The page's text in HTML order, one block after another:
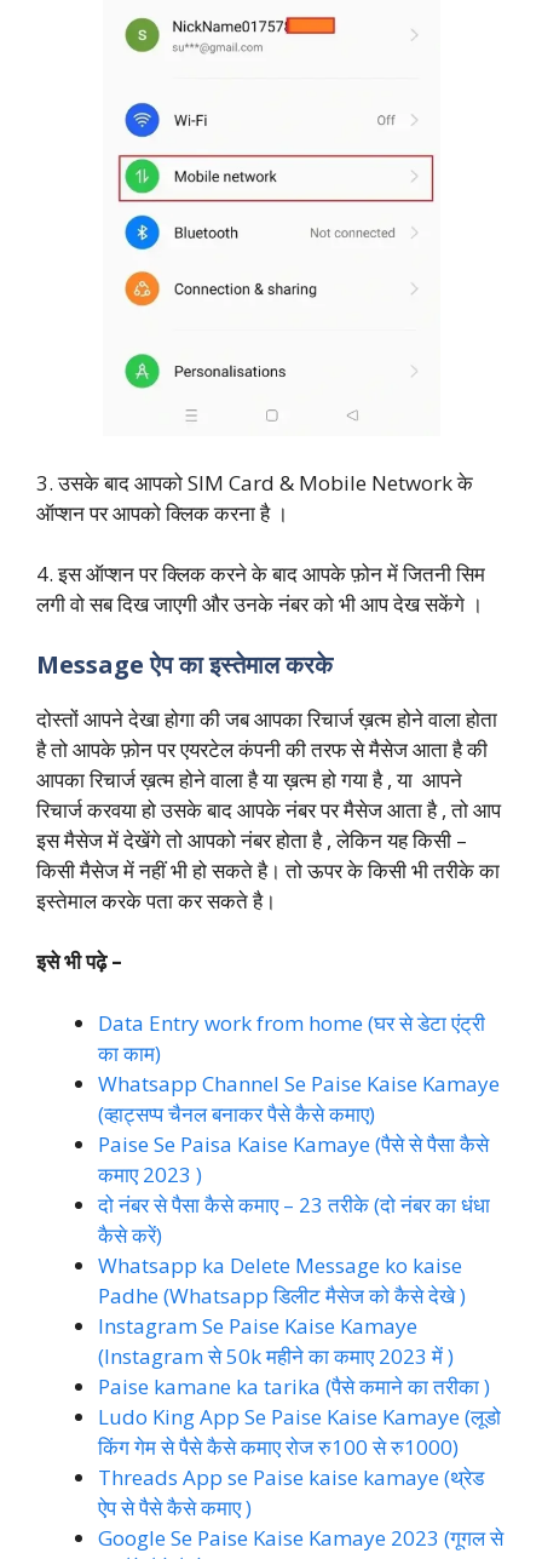
3. उसके बाद आपको SIM Card & Mobile Network के
ऑप्शन पर आपको क्लिक करना है ।
4. इस ऑप्शन पर क्लिक करने के बाद आपके फ़ोन में जितनी सिम
लगी वो सब दिख जाएगी और उनके नंबर को भी आप देख सकेंगे ।
Message ऐप का इस्तेमाल करके
दोस्तों आपने देखा होगा की जब आपका रिचार्ज ख़त्म होने वाला होता
है तो आपके फ़ोन पर एयरटेल कंपनी की तरफ से मैसेज आता है की
आपका रिचार्ज ख़त्म होने वाला है या ख़त्म हो गया है , या आपने
रिचार्ज करवया हो उसके बाद आपके नंबर पर मैसेज आता है , तो आप
इस मैसेज में देखेंगे तो आपको नंबर होता है , लेकिन यह किसी –
किसी मैसेज में नहीं भी हो सकते है। तो ऊपर के किसी भी तरीके का
इस्तेमाल करके पता कर सकते है।
इसे भी पढ़े –
Data Entry work from home (घर से डेटा एंट्री
का काम)
Whatsapp Channel Se Paise Kaise Kamaye
(व्हाट्सप्प चैनल बनाकर पैसे कैसे कमाए)
Paise Se Paisa Kaise Kamaye (पैसे से पैसा कैसे
कमाए 2023 )
दो नंबर से पैसा कैसे कमाए – 23 तरीके (दो नंबर का धंधा
कैसे करें)
Whatsapp ka Delete Message ko kaise
Padhe (Whatsapp डिलीट मैसेज को कैसे देखे )
Instagram Se Paise Kaise Kamaye
(Instagram से 50k महीने का कमाए 2023 में )
Paise kamane ka tarika (पैसे कमाने का तरीका )
Ludo King App Se Paise Kaise Kamaye (लूडो
किंग गेम से पैसे कैसे कमाए रोज रु100 से रु1000)
Threads App se Paise kaise kamaye (थ्रेड
ऐप से पैसे कैसे कमाए )
Google Se Paise Kaise Kamaye 2023 (गूगल से